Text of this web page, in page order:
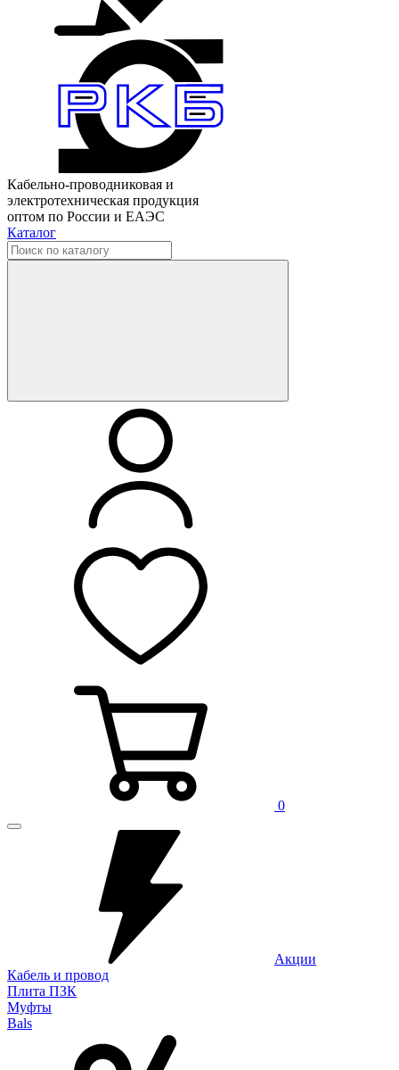
Кабельно-проводниковая и
электротехническая продукция
оптом по России и ЕАЭС
Каталог
0
Акции
Кабель и провод
Плита ПЗК
Муфты
Bals